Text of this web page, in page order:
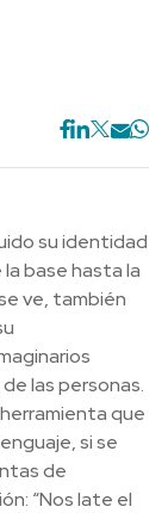
su identidad
base hasta la
ve, también
las personas.
que
si se
de
“Nos late el